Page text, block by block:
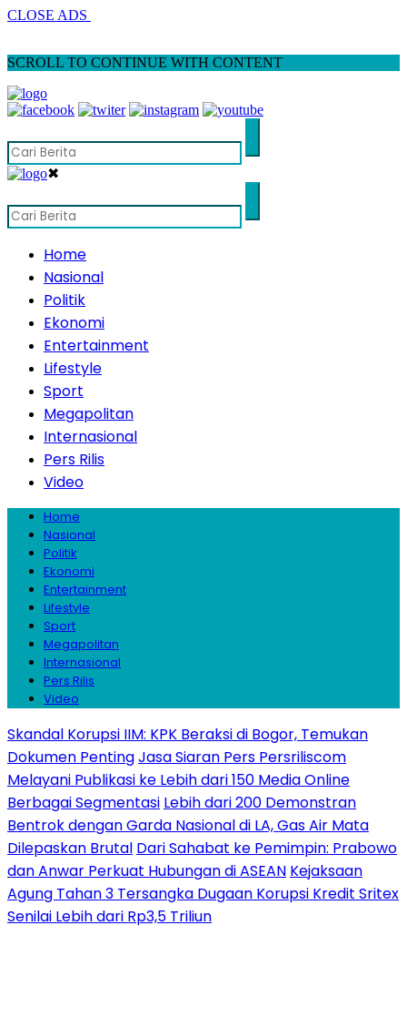
CLOSE ADS
SCROLL TO CONTINUE WITH CONTENT
✖
Home
Nasional
Politik
Ekonomi
Entertainment
Lifestyle
Sport
Megapolitan
Internasional
Pers Rilis
Video
Home
Nasional
Politik
Ekonomi
Entertainment
Lifestyle
Sport
Megapolitan
Internasional
Pers Rilis
Video
Skandal Korupsi IIM: KPK Beraksi di Bogor, Temukan
Dokumen PentingJasa Siaran Pers Persriliscom
Melayani Publikasi ke Lebih dari 150 Media Online
Berbagai Segmentasi Lebih dari 200 Demonstran
Bentrok dengan Garda Nasional di LA, Gas Air Mata
Dilepaskan Brutal Dari Sahabat ke Pemimpin: Prabowo
dan Anwar Perkuat Hubungan di ASEAN Kejaksaan
Agung Tahan 3 Tersangka Dugaan Korupsi Kredit Sritex
Senilai Lebih dari Rp3,5 Triliun